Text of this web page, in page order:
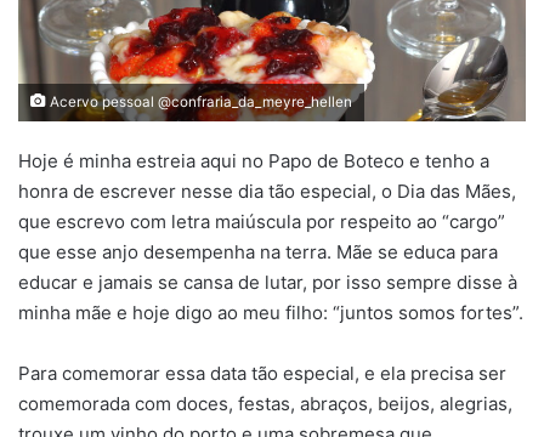
Acervo pessoal @confraria_da_meyre_hellen
Hoje é minha estreia aqui no Papo de Boteco e tenho a
honra de escrever nesse dia tão especial, o Dia das Mães,
que escrevo com letra maiúscula por respeito ao “cargo”
que esse anjo desempenha na terra. Mãe se educa para
educar e jamais se cansa de lutar, por isso sempre disse à
minha mãe e hoje digo ao meu filho: “juntos somos fortes”.
Para comemorar essa data tão especial, e ela precisa ser
comemorada com doces, festas, abraços, beijos, alegrias,